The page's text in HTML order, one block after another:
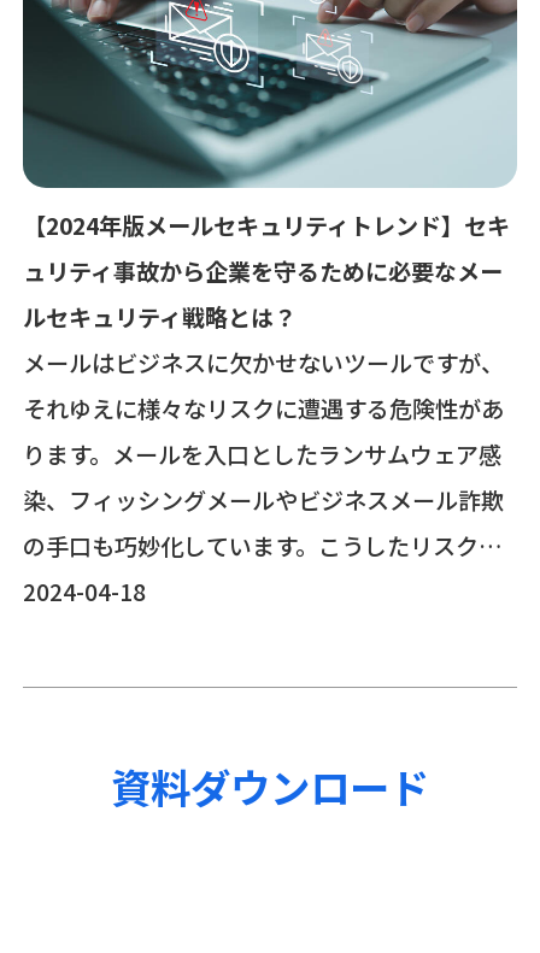
す。
【2024年版メールセキュリティトレンド】セキ
ュリティ事故から企業を守るために必要なメー
ルセキュリティ戦略とは？
メールはビジネスに欠かせないツールですが、
それゆえに様々なリスクに遭遇する危険性があ
ります。メールを入口としたランサムウェア感
染、フィッシングメールやビジネスメール詐欺
の手口も巧妙化しています。こうしたリスク対
策として欠かせないのがメールセキュリティで
メールセキュリティもクラウド型サービスを利
は、最新の攻撃の手口や傾向を題材にしつつ、
2024-04-18
資料ダウンロード